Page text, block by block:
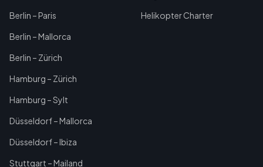
Berlin – Paris
Berlin – Mallorca
Berlin – Zürich
Hamburg – Zürich
Hamburg – Sylt
Düsseldorf – Mallorca
Düsseldorf – Ibiza
Stuttgart – Mailand
Helikopter Charter